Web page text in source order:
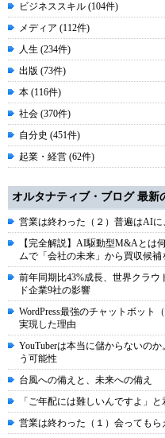
ビジネススキル (104件)
メディア (112件)
人生 (234件)
出版 (73件)
本 (116件)
社会 (370件)
自分史 (451件)
起業・経営 (62件)
オルタナティブ・ブログ 最新
営業は終わった（２）普遍はAIに
【完全解説】AI駆動型M&Aとは
ムで「会社の未来」から買収候補
前年同期比43%成長、世界クラ
ド企業9社の影響
WordPress最強のチャットボット
実現した理由
YouTuberは本当に儲からないの
う可能性
台風への備えと、未来への備え
「ご年配には難しいんですよ」
営業は終わった（１）会ってもら